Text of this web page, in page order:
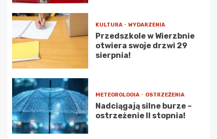
KULTURA WYDARZENIA
Przedszkole w Wierzbnie
otwiera swoje drzwi 29
sierpnia!
METEOROLOGIA OSTRZEŻENIA
Nadciągają silne burze –
ostrzeżenie II stopnia!